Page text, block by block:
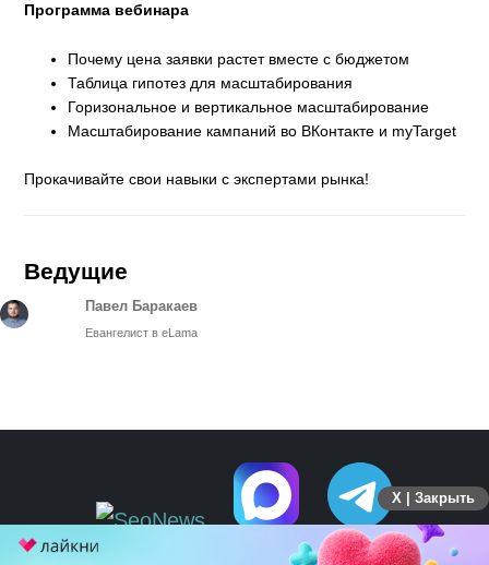
Программа вебинара
Почему цена заявки растет вместе с бюджетом
Таблица гипотез для масштабирования
Горизональное и вертикальное масштабирование
Масштабирование кампаний во ВКонтакте и myTarget
Прокачивайте свои навыки с экспертами рынка!
Ведущие
Павел Баракаев
Евангелист в eLama
X | Закрыть
ПЕРЕЙТИ НА ПОЛНУЮ ВЕРСИЮ